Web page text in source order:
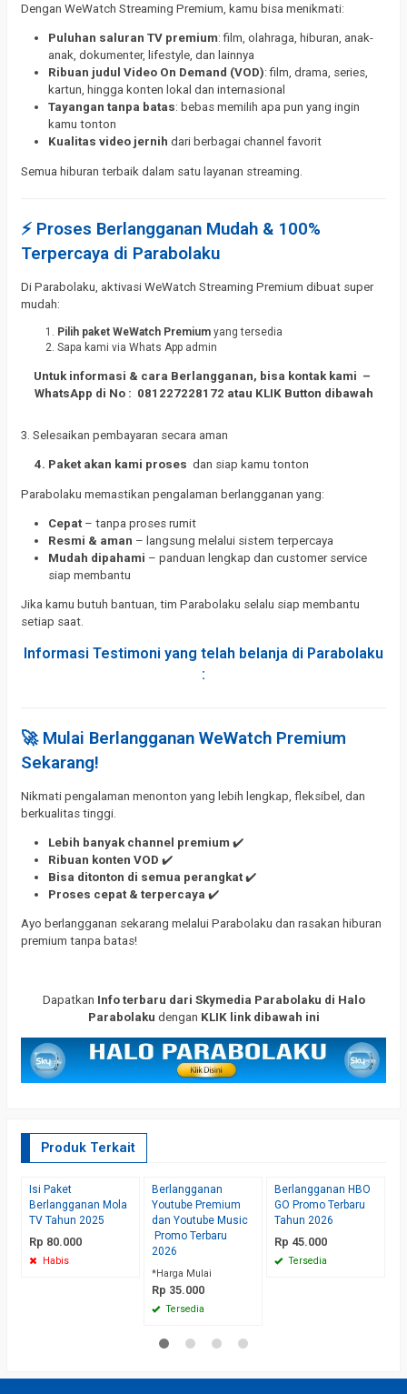
Dengan WeWatch Streaming Premium, kamu bisa menikmati:
Puluhan saluran TV premium: film, olahraga, hiburan, anak-
anak, dokumenter, lifestyle, dan lainnya
Ribuan judul Video On Demand (VOD): film, drama, series,
kartun, hingga konten lokal dan internasional
Tayangan tanpa batas: bebas memilih apa pun yang ingin
kamu tonton
Kualitas video jernih dari berbagai channel favorit
Semua hiburan terbaik dalam satu layanan streaming.
⚡ Proses Berlangganan Mudah & 100%
Terpercaya di Parabolaku
Di Parabolaku, aktivasi WeWatch Streaming Premium dibuat super
mudah:
Pilih paket WeWatch Premium yang tersedia
Sapa kami via Whats App admin
Untuk informasi & cara Berlangganan, bisa kontak kami –
WhatsApp di No : 081227228172 atau KLIK Button dibawah
3. Selesaikan pembayaran secara aman
4. Paket akan kami proses dan siap kamu tonton
Parabolaku memastikan pengalaman berlangganan yang:
Cepat – tanpa proses rumit
Resmi & aman – langsung melalui sistem terpercaya
Mudah dipahami – panduan lengkap dan customer service
siap membantu
Jika kamu butuh bantuan, tim Parabolaku selalu siap membantu
setiap saat.
Informasi Testimoni yang telah belanja di Parabolaku
:
🚀 Mulai Berlangganan WeWatch Premium
Sekarang!
Nikmati pengalaman menonton yang lebih lengkap, fleksibel, dan
berkualitas tinggi.
Lebih banyak channel premium ✔️
Ribuan konten VOD ✔️
Bisa ditonton di semua perangkat✔️
Proses cepat & terpercaya ✔️
Ayo berlangganan sekarang melalui Parabolaku dan rasakan hiburan
premium tanpa batas!
Dapatkan Info terbaru dari Skymedia Parabolaku di Halo
Parabolaku dengan KLIK link dibawah ini
Produk Terkait
Isi Paket
Berlangganan Mola
TV Tahun 2025
Rp 80.000
Habis
Berlangganan
Youtube Premium
dan Youtube Music
Promo Terbaru
2026
*Harga Mulai
Rp 35.000
Tersedia
Berlangganan HBO
GO Promo Terbaru
Tahun 2026
Rp 45.000
Tersedia